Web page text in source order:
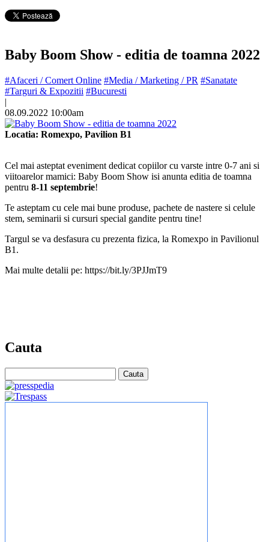
Baby Boom Show - editia de toamna 2022
#Afaceri / Comert Online #Media / Marketing / PR #Sanatate
#Targuri & Expozitii #Bucuresti
|
08.09.2022 10:00am
Locatia: Romexpo, Pavilion B1
Cel mai asteptat eveniment dedicat copiilor cu varste intre 0-7 ani si
viitoarelor mamici: Baby Boom Show isi anunta editia de toamna
pentru 8-11 septembrie!
Te asteptam cu cele mai bune produse, pachete de nastere si celule
stem, seminarii si cursuri special gandite pentru tine!
Targul se va desfasura cu prezenta fizica, la Romexpo in Pavilionul
B1.
Mai multe detalii pe: https://bit.ly/3PJJmT9
Cauta